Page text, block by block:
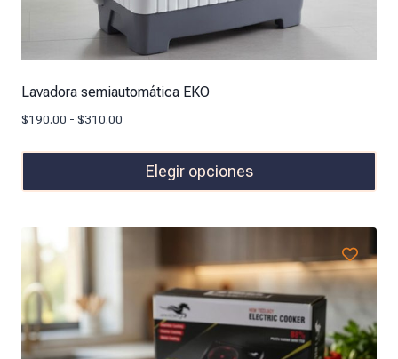
Lavadora semiautomática EKO
$190.00 - $310.00
Elegir opciones